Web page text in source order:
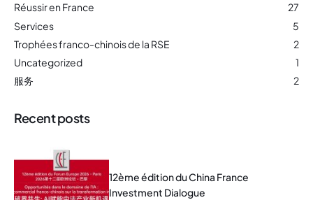
Réussir en France
27
Services
5
Trophées franco-chinois de la RSE
2
Uncategorized
1
服务
2
Recent posts
12ème édition du China France
Investment Dialogue